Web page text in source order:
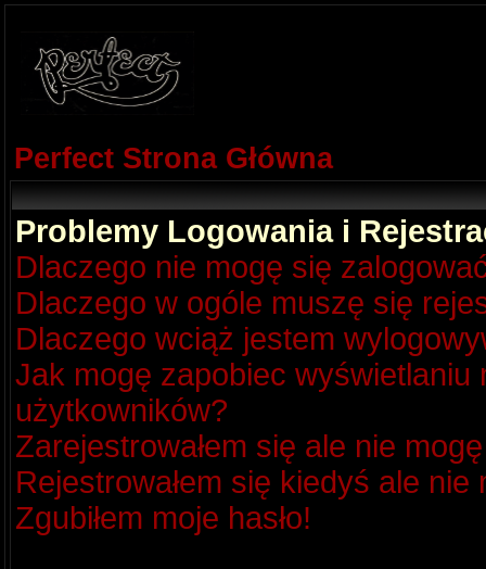
Perfect Strona Główna
Problemy Logowania i
Dlaczego nie mogę się
Dlaczego w ogóle muszę się
Dlaczego wciąż jestem
Jak mogę zapobiec
użytkowników?
Zarejestrowałem się ale nie
Rejestrowałem się kiedyś ale
Zgubiłem moje hasło!